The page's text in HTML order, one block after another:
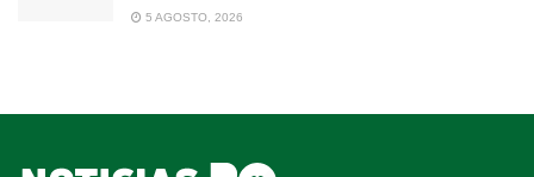
5 AGOSTO, 2026